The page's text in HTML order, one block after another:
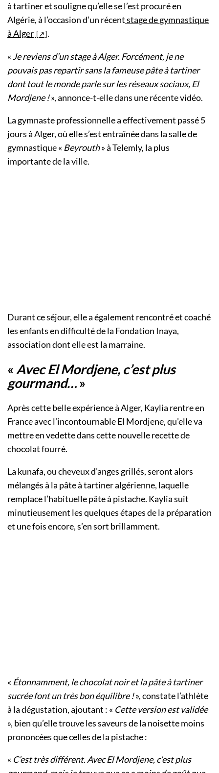
à tartiner et souligne qu’elle se l’est procuré en
Algérie, à l’occasion d’un récentstage de gymnastique
à Alger
.
«Je reviens d’un stage à Alger. Forcément, je ne
pouvais pas repartir sans la fameuse pâte à tartiner
dont tout le monde parle sur les réseaux sociaux, El
Mordjene !», annonce-t-elle dans une récente vidéo.
La gymnaste professionnelle a effectivement passé 5
jours à Alger, où elle s’est entraînée dans la salle de
gymnastique « Beyrouth» à Telemly, la plus
importante de la ville.
Durant ce séjour, elle a également rencontré et coaché
les enfants en difficulté de la Fondation Inaya,
association dont elle est la marraine.
« Avec El Mordjene, c’est plus
gourmand… »
Après cette belle expérience à Alger, Kaylia rentre en
France avec l’incontournable El Mordjene, qu’elle va
mettre en vedette dans cette nouvelle recette de
chocolat fourré.
La kunafa, ou cheveux d’anges grillés, seront alors
mélangés à la pâte à tartiner algérienne, laquelle
remplace l’habituelle pâte à pistache. Kaylia suit
minutieusement les quelques étapes de la préparation
et une fois encore, s’en sort brillamment.
« Étonnamment, le chocolat noir et la pâte à tartiner
sucrée font un très bon équilibre !», constate l’athlète
à la dégustation, ajoutant : « Cette version est validée
», bien qu’elle trouve les saveurs de la noisette moins
prononcées que celles de la pistache :
« C’est très différent. Avec El Mordjene, c’est plus